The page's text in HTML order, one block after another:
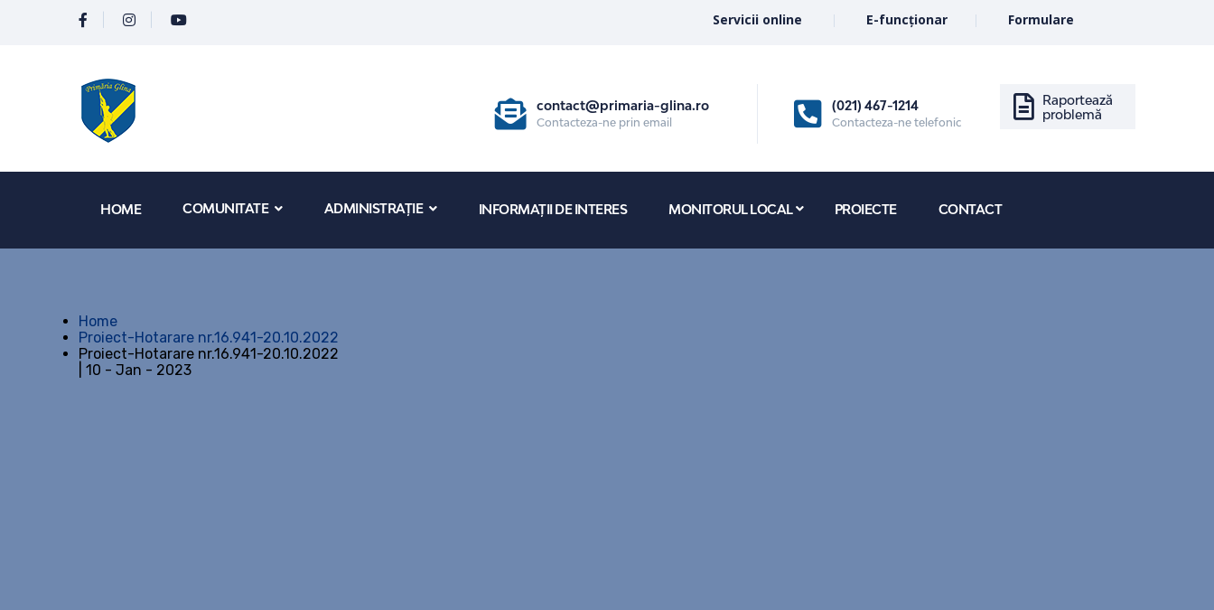
Servicii online E-funcționar Formulare
contact@primaria-glina.ro
Contacteza-ne prin email
(021) 467-1214
Contacteza-ne telefonic
Raportează
problemă
HOME COMUNITATE ADMINISTRAȚIE INFORMAȚII DE INTERES MONITORUL LOCAL PROIECTE CONTACT
Home
Proiect-Hotarare nr.16.941-20.10.2022
Proiect-Hotarare nr.16.941-20.10.2022
| 10 - Jan - 2023